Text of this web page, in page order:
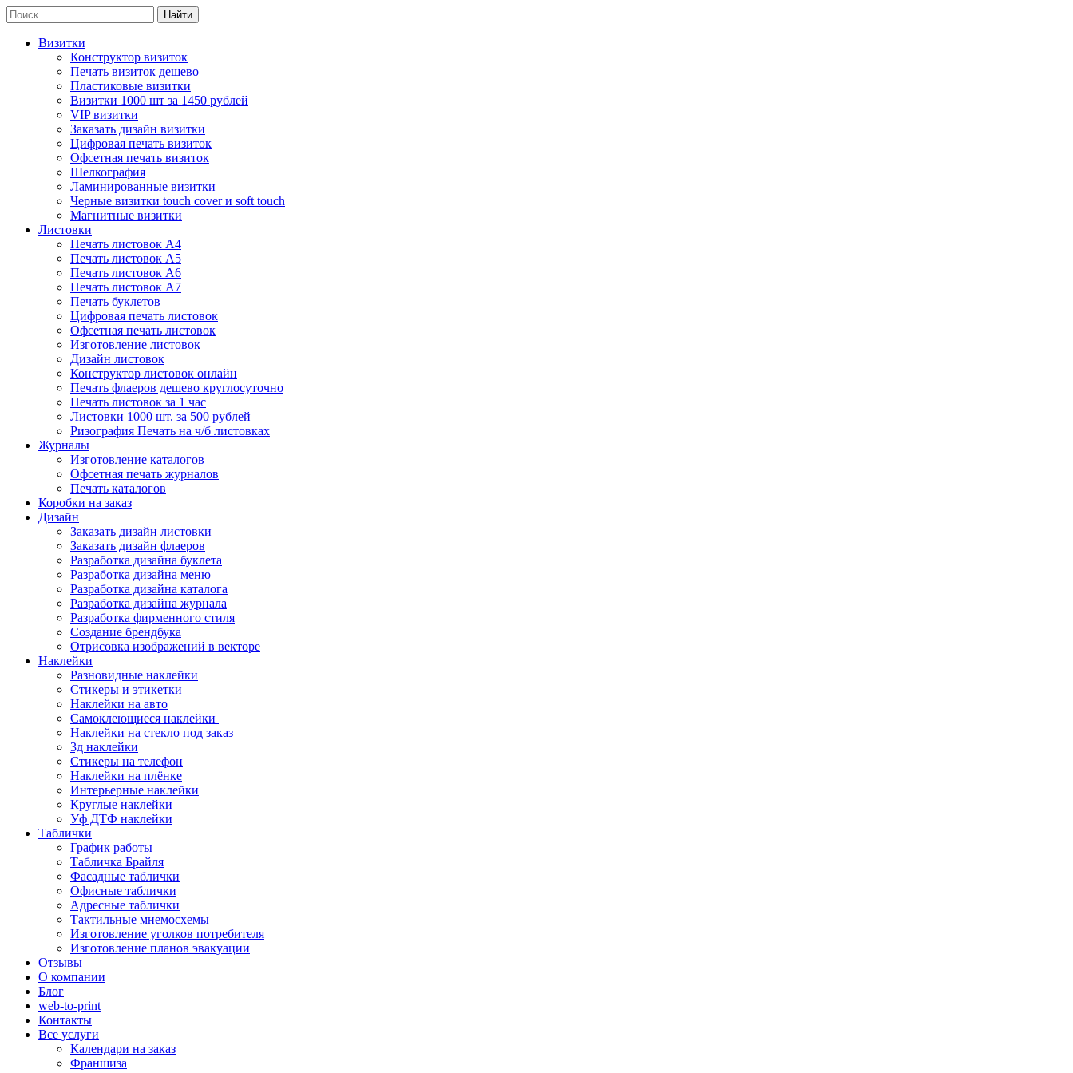
Визитки
Конструктор визиток
Печать визиток дешево
Пластиковые визитки
Визитки 1000 шт за 1450 рублей
VIP визитки
Заказать дизайн визитки
Цифровая печать визиток
Офсетная печать визиток
Шелкография
Ламинированные визитки
Черные визитки touch cover и soft touch
Магнитные визитки
Листовки
Печать листовок А4
Печать листовок А5
Печать листовок А6
Печать листовок А7
Печать буклетов
Цифровая печать листовок
Офсетная печать листовок
Изготовление листовок
Дизайн листовок
Конструктор листовок онлайн
Печать флаеров дешево круглосуточно
Печать листовок за 1 час
Листовки 1000 шт. за 500 рублей
Ризография Печать на ч/б листовках
Журналы
Изготовление каталогов
Офсетная печать журналов
Печать каталогов
Коробки на заказ
Дизайн
Заказать дизайн листовки
Заказать дизайн флаеров
Разработка дизайна буклета
Разработка дизайна меню
Разработка дизайна каталога
Разработка дизайна журнала
Разработка фирменного стиля
Создание брендбука
Отрисовка изображений в векторе
Наклейки
Разновидные наклейки
Стикеры и этикетки
Наклейки на авто
Самоклеющиеся наклейки
Наклейки на стекло под заказ
3д наклейки
Cтикеры на телефон
Наклейки на плёнке
Интерьерные наклейки
Круглые наклейки
Уф ДТФ наклейки
Таблички
График работы
Табличка Брайля
Фасадные таблички
Офисные таблички
Адресные таблички
Тактильные мнемосхемы
Изготовление уголков потребителя
Изготовление планов эвакуации
Отзывы
О компании
Блог
web-to-print
Контакты
Все услуги
Календари на заказ
Франшиза